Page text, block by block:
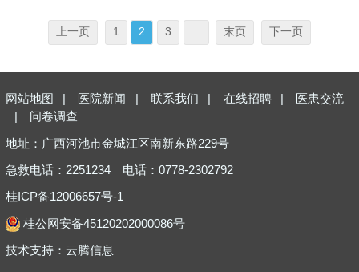
上一页 1 2 3 ... 末页 下一页
网站地图 医院新闻 联系我们 在线招聘
医患交流
问卷调查
地址：广西河池市金城江区南新东路229号
急救电话：2251234 电话：0778-2302792
桂ICP备12006657号-1
桂公网安备45120202000086号
技术支持： 云腾信息